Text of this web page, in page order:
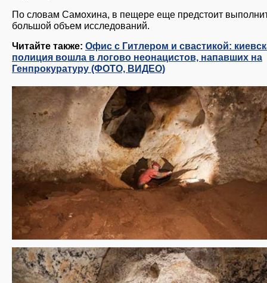
По словам Самохина, в пещере еще предстоит
большой объем исследований.
Читайте также: Офис с Гитлером и свастикой:
полиция вошла в логово неонацистов, напавших на
Генпрокуратуру (ФОТО, ВИДЕО)